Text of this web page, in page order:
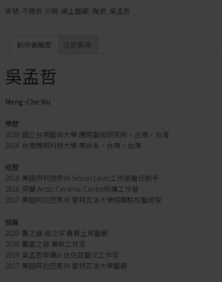
貨號: 不提供 分類: 線上藝廊, 陶瓷, 吳孟哲
創作者簡歷 注意事項
吳孟哲
Meng-Che Wu
學歷
2020 國立台南藝術大學 應用藝術研究所，台南，台灣
2014 台南應用科技大學 美術系，台南，台灣
經歷
2018 美國伊利諾伊州 Simon Levin工作是擔任助手
2018 芬蘭 Arctic Ceramic Centre柴燒工作營
2017 美國阿拉巴馬州 蒙特瓦洛大學短期駐校藝術家
個展
2020 饗之器 器之茶 青青土氣藝廊
2020 饗宴之器 實森工作室
2019 吳孟哲柴燒in 佐佐目藝文工作室
2017 美國阿拉巴馬州 蒙特瓦洛大學藝廊